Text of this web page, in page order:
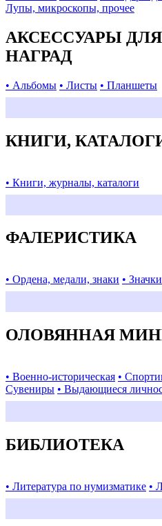
Лупы, микроскопы, прочее
АКСЕССУАРЫ
НАГРАД
• Альбомы • Листы • Планшеты
КНИГИ,
• Книги, журналы, каталоги
ФАЛЕРИСТИКА
• Ордена, медали, знаки • Значки
ОЛОВЯННАЯ
• Военно-историческая •
Сувениры • Выдающиеся
БИБЛИОТЕКА
• Литература по нумизматике •